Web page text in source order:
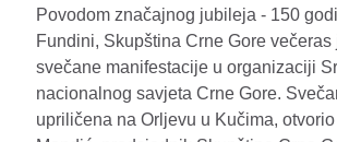
Povodom značajnog jubileja - 150
Fundini, Skupština Crne Gore
svečane manifestacije u organizaciji
nacionalnog savjeta Crne Gore.
upriličena na Orljevu u Kučima,